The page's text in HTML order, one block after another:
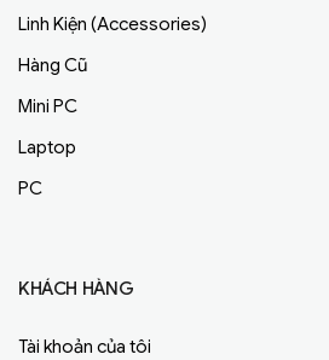
Linh Kiện (Accessories)
Hàng Cũ
Mini PC
Laptop
PC
KHÁCH HÀNG
Tài khoản của tôi